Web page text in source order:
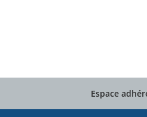
Espace